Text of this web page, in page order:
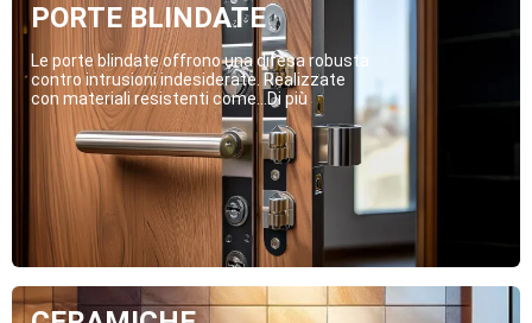
PORTE BLINDATE
Le porte blindate offrono una difesa robusta
contro intrusioni indesiderate. Realizzate
con materiali resistenti come...Di più